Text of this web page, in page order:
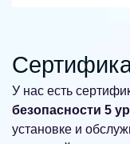
У нас есть
безопасности 5
установке и